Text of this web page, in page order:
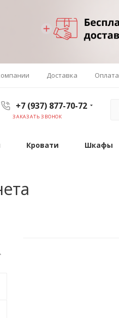
Доставка Оплата
+7 (937) 877-70-72
ЗАКАЗАТЬ ЗВОНОК
Кровати Шкафы